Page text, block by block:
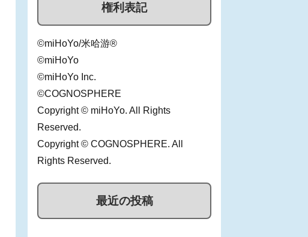
権利表記
©miHoYo/米哈游®
©miHoYo
©miHoYo Inc.
©COGNOSPHERE
Copyright © miHoYo. All Rights
Reserved.
Copyright © COGNOSPHERE. All
Rights Reserved.
最近の投稿